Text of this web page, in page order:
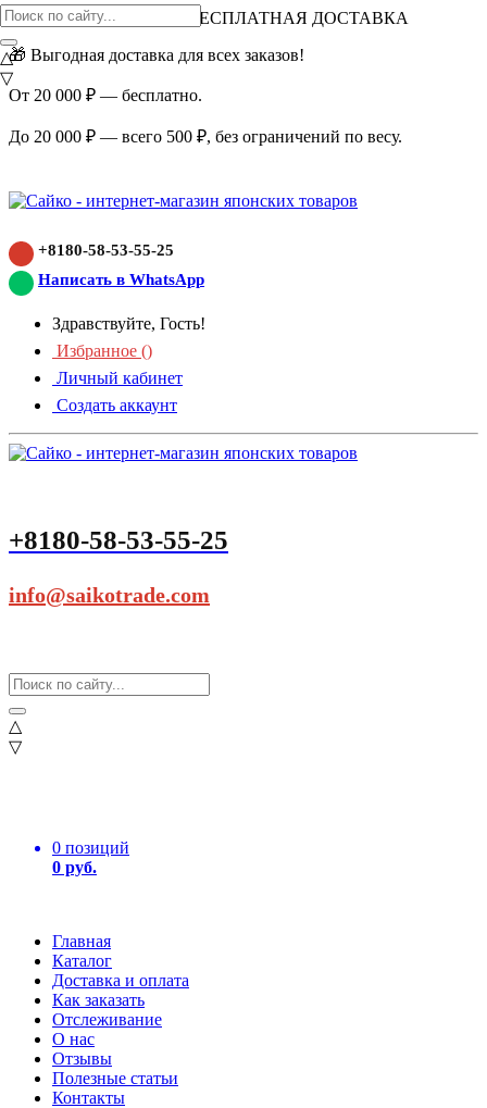
ВНИМАНИЕ АКЦИЯ!
БЕСПЛАТНАЯ ДОСТАВКА
🎁 Выгодная доставка для всех заказов!
От 20 000 ₽ — бесплатно.
До 20 000 ₽ — всего 500 ₽, без ограничений по весу.
+8180-58-53-55-25
Написать в WhatsApp
Здравствуйте, Гость!
Избранное ()
Личный кабинет
Создать аккаунт
+8180-58-53-55-25
info@saikotrade.com
△
▽
0 позиций
0 руб.
Главная
Каталог
Доставка и оплата
Как заказать
Отслеживание
О нас
Отзывы
Полезные статьи
Контакты
△
▽